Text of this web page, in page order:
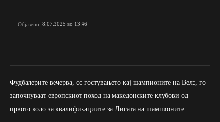
Објавено: 8.07.2025 во 13:46
Фудбалерите вечерва, со гостувањето кај шампионите на Велс, го
започнуваат европскиот поход на македонските клубови од
првото коло за квалификациите за Лигата на шампионите.